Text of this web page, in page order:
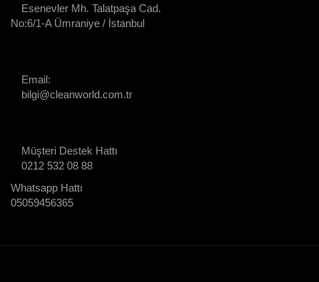
Esenevler Mh. Talatpaşa Cad.
No:6/1-A Ümraniye / İstanbul
Email:
bilgi@cleanworld.com.tr
Müşteri Destek Hattı
0212 532 08 88
Whatsapp Hattı
05059456365